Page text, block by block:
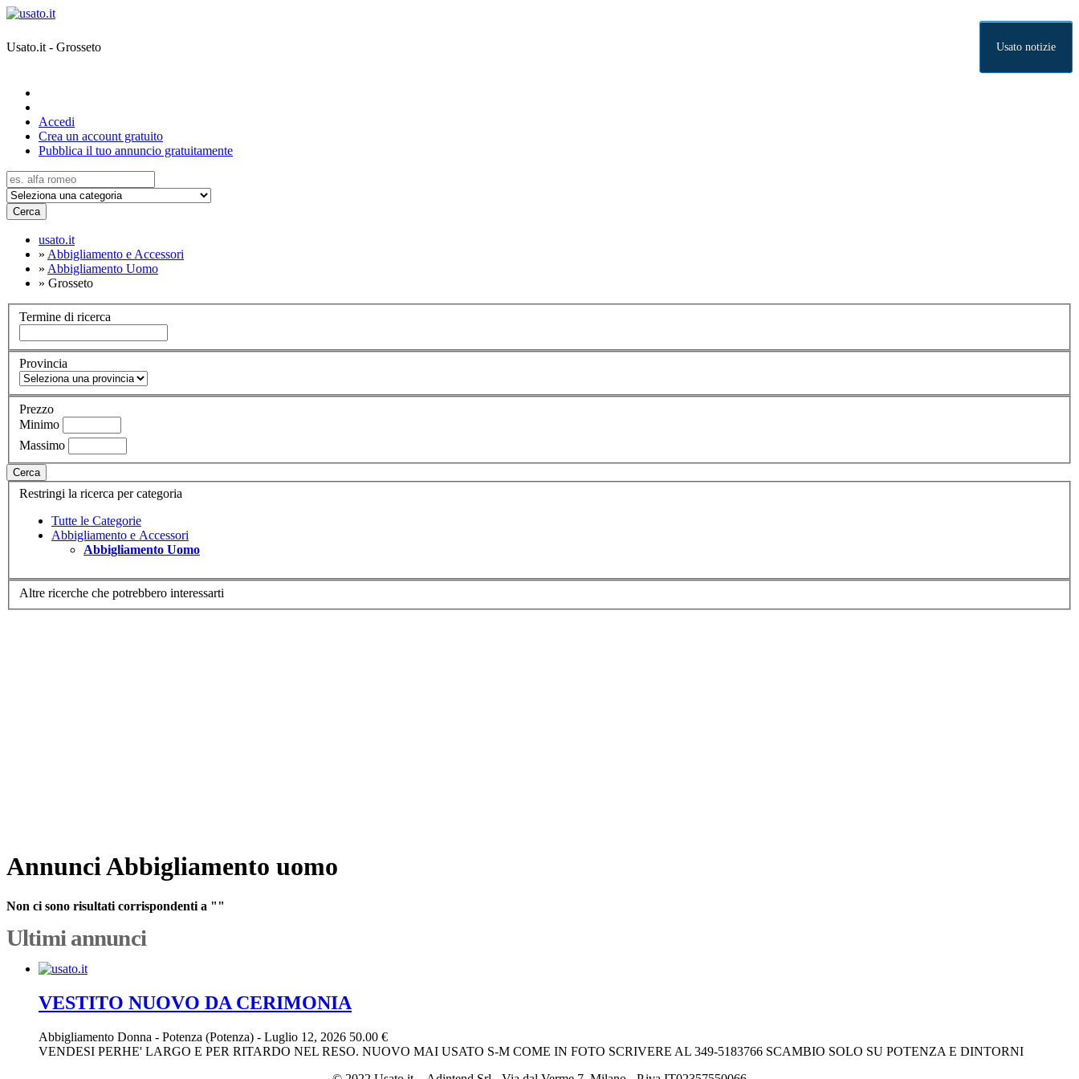
Usato.it - Grosseto Usato notizie
Accedi
Crea un account gratuito
Pubblica il tuo annuncio gratuitamente
Cerca
usato.it
» Abbigliamento e Accessori
» Abbigliamento Uomo
» Grosseto
Termine di ricerca
Provincia
Prezzo
Minimo
Massimo
Cerca
Restringi la ricerca per categoria
Tutte le Categorie
Abbigliamento e Accessori
Abbigliamento Uomo
Altre ricerche che potrebbero interessarti
Annunci Abbigliamento uomo
Non ci sono risultati corrispondenti a ""
Ultimi annunci
VESTITO NUOVO DA CERIMONIA
Abbigliamento Donna - Potenza (Potenza) - Luglio 12, 2026 50.00 €
VENDESI PERHE' LARGO E PER RITARDO NEL RESO. NUOVO MAI USATO S-M COME IN FOTO SCRIVERE AL 349-5183766 SCAMBIO SOLO SU POTENZA E DINTORNI